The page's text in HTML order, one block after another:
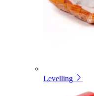
Levelling